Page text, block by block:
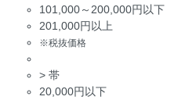
101,000～200,000円以下
201,000円以上
※税抜価格
> 帯
20,000円以下